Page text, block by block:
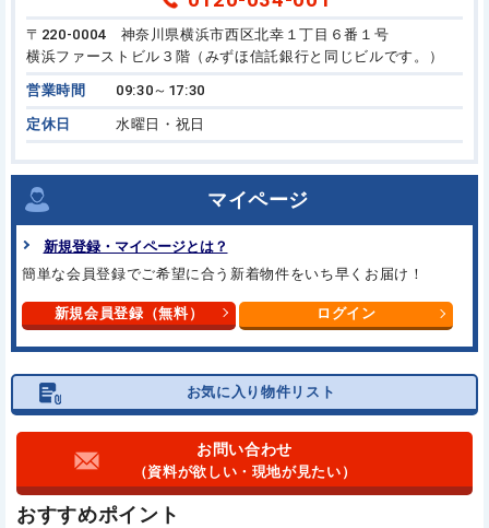
〒220-0004 神奈川県横浜市西区北幸１丁目６番１号
横浜ファーストビル３階（みずほ信託銀行と同じビルです。）
営業時間 09:30～17:30
定休日 水曜日・祝日
マイページ
新規登録・マイページとは？
簡単な会員登録でご希望に合う 新着物件をいち早くお届け！
新規会員登録（無料） ログイン
お気に入り物件リスト
お問い合わせ
（資料が欲しい・現地が見たい）
おすすめポイント